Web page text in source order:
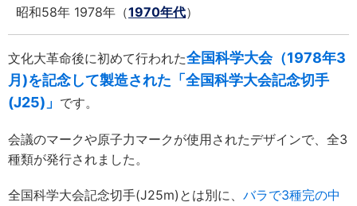
昭和58年 1978年（1970年代）
文化大革命後に初めて行われた全国科学大会（1978年3
月)を記念して製造された「全国科学大会記念切手
(J25)」 です。
会議のマークや原子力マークが使用されたデザインで、全3
種類が発行されました。
全国科学大会記念切手(J25m)とは別に、 バラで3種完の中